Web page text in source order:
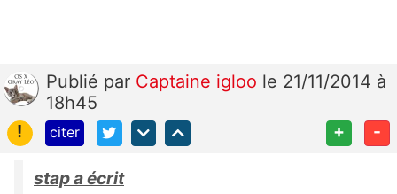
Publié par Captaine igloo le 21/11/2014 à
18h45
!
citer + -
stap a écrit